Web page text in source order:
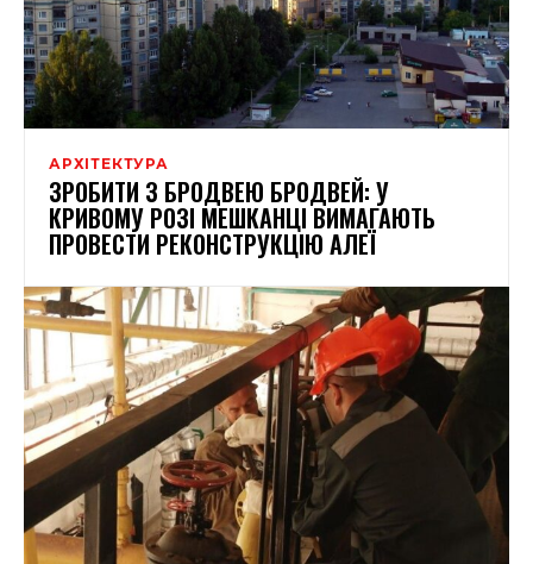
АРХІТЕКТУРА
ЗРОБИТИ З БРОДВЕЮ БРОДВЕЙ: У
КРИВОМУ РОЗІ МЕШКАНЦІ ВИМАГАЮТЬ
ПРОВЕСТИ РЕКОНСТРУКЦІЮ АЛЕЇ